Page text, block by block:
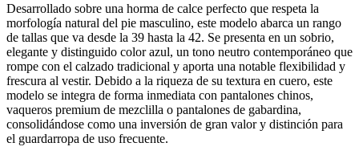
Desarrollado sobre una horma de calce perfecto que respeta la
morfología natural del pie masculino, este modelo abarca un rango
de tallas que va desde la 39 hasta la 42. Se presenta en un sobrio,
elegante y distinguido color azul, un tono neutro contemporáneo que
rompe con el calzado tradicional y aporta una notable flexibilidad y
frescura al vestir. Debido a la riqueza de su textura en cuero, este
modelo se integra de forma inmediata con pantalones chinos,
vaqueros premium de mezclilla o pantalones de gabardina,
consolidándose como una inversión de gran valor y distinción para
el guardarropa de uso frecuente.